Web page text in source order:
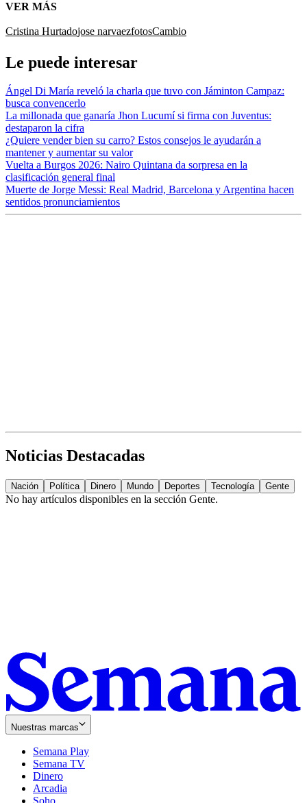
VER MÁS
Cristina Hurtadojose narvaezfotosCambio
Le puede interesar
Ángel Di María reveló la charla que tuvo con Jáminton Campaz:
busca convencerlo
La millonada que ganaría Jhon Lucumí si firma con Juventus:
destaparon la cifra
¿Quiere vender bien su carro? Estos consejos le ayudarán a
mantener y aumentar su valor
Vuelta a Burgos 2026: Nairo Quintana da sorpresa en la
clasificación general final
Muerte de Jorge Messi: Real Madrid, Barcelona y Argentina hacen
sentidos pronunciamientos
Noticias Destacadas
Nación Política Dinero Mundo Deportes Tecnología Gente
No hay artículos disponibles en la sección Gente.
Nuestras marcas
Semana Play
Semana TV
Dinero
Arcadia
Soho